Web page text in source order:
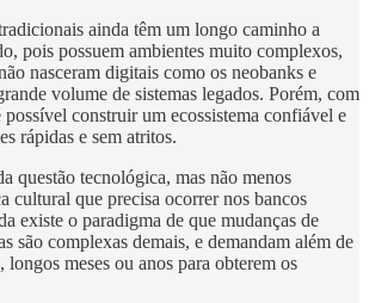
ainda têm um longo caminho a
pois possuem ambientes muito complexos,
nasceram digitais como os neobanks e
volume de sistemas legados. Porém, com
construir um ecossistema confiável e
rápidas e sem atritos.
questão tecnológica, mas não menos
cultural que precisa ocorrer nos bancos
existe o paradigma de que mudanças de
são complexas demais, e demandam além de
meses ou anos para obterem os